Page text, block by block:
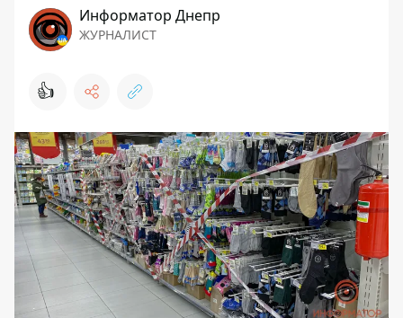
Информатор Днепр
ЖУРНАЛИСТ
👍